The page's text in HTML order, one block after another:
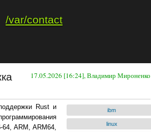
/var/contact
17.05.2026 [16:24], Владимир Мироненко
ibm
linux
Rust и
ARM, ARM64,